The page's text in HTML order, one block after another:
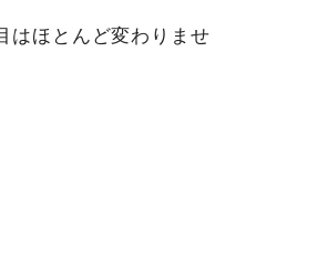
はほとんど変わりませ